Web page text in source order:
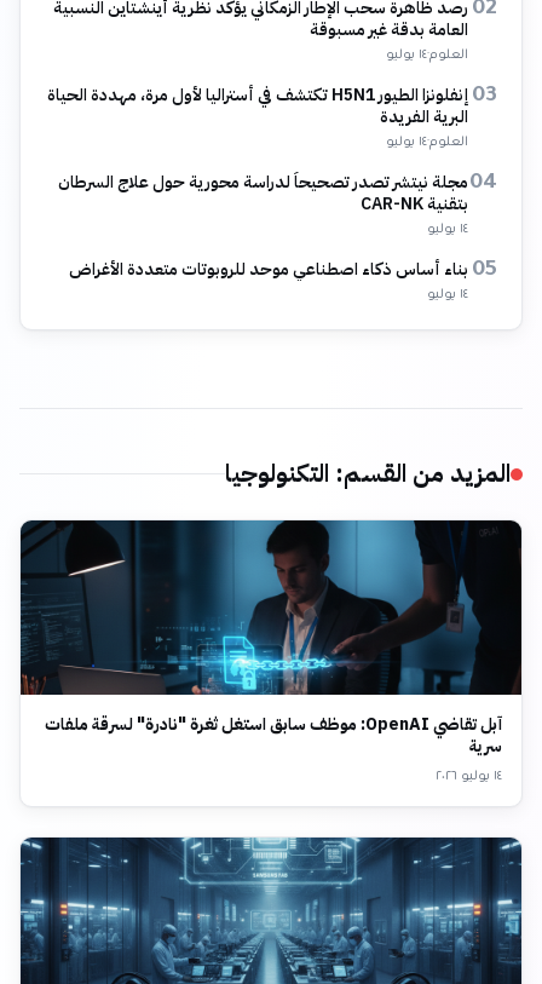
02 رصد ظاهرة سحب الإطار الزمكاني يؤكد نظرية أينشتاين النسبية
العامة بدقة غير مسبوقة
العلوم·١٤ يوليو
03
إنفلونزا الطيور H5N1 تكتشف في أستراليا لأول مرة، مهددة الحياة
البرية الفريدة
العلوم·١٤ يوليو
04مجلة نيتشر تصدر تصحيحاً لدراسة محورية حول علاج السرطان
بتقنية CAR-NK
١٤ يوليو
05 بناء أساس ذكاء اصطناعي موحد للروبوتات متعددة الأغراض
١٤ يوليو
المزيد من القسم: التكنولوجيا
آبل تقاضي OpenAI: موظف سابق استغل ثغرة "نادرة" لسرقة ملفات
سرية
١٤ يوليو ٢٠٢٦